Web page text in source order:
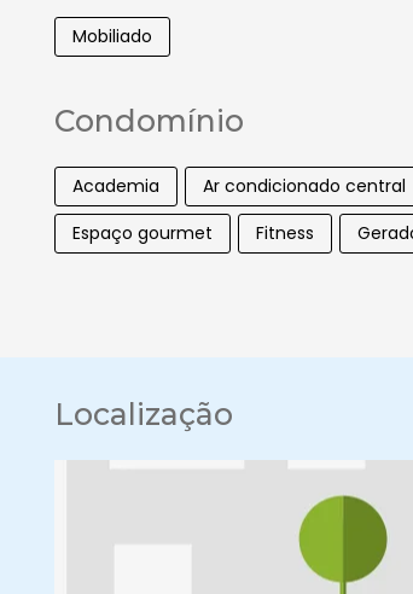
Mobiliado
Condomínio
Academia Ar condicionado central
Espaço gourmet
Fitness
Localização